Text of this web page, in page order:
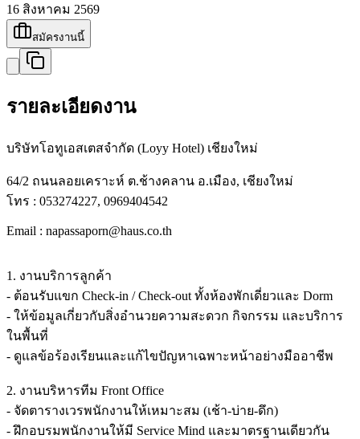
16 สิงหาคม 2569
สมัครงานนี้
รายละเอียดงาน
บริษัทโอทูเอสเตสจำกัด (Loyy Hotel) เชียงใหม่
64/2 ถนนลอยเคราะห์ ต.ช้างคลาน อ.เมือง, เชียงใหม่
โทร : 053274227, 0969404542
Email : napassaporn@haus.co.th
1. งานบริการลูกค้า
- ต้อนรับแขก Check-in / Check-out ทั้งห้องพักเดี่ยวและ Dorm
- ให้ข้อมูลเกี่ยวกับสิ่งอำนวยความสะดวก กิจกรรม และบริการ
ในพื้นที่
- ดูแลข้อร้องเรียนและแก้ไขปัญหาเฉพาะหน้าอย่างมืออาชีพ
2. งานบริหารทีม Front Office
- จัดตารางเวรพนักงานให้เหมาะสม (เช้า-บ่าย-ดึก)
- ฝึกอบรมพนักงานให้มี Service Mind และมาตรฐานเดียวกัน